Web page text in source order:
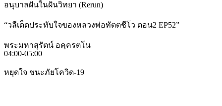
อนุบาลฝันในฝันวิทยา (Rerun)
“วลีเด็ดประทับใจของหลวงพ่อทัตตชีโว ตอน2 EP52”
พระมหาสุรัตน์ อคฺครตโน
04:00-05:00
หยุดใจ ชนะภัยโควิด-19